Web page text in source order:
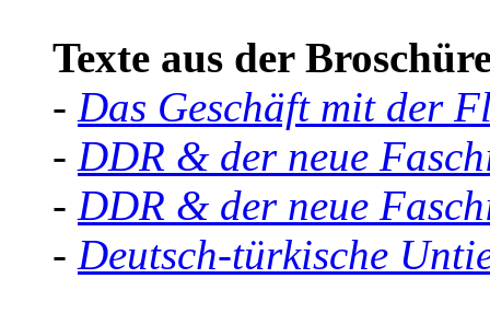
Texte aus der
- Das Geschäft mit der
- DDR & der neue
- DDR & der neue
- Deutsch-türkische